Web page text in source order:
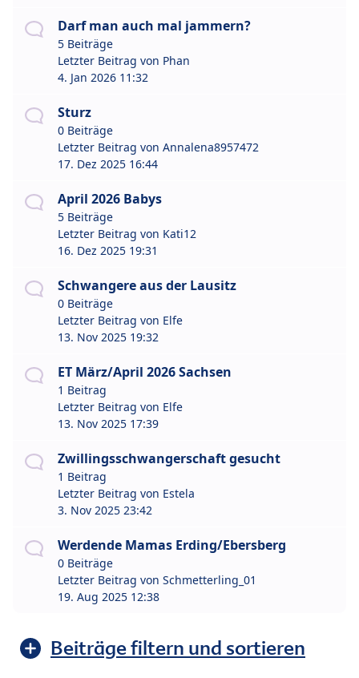
Darf man auch mal jammern?
5 Beiträge
Letzter Beitrag von Phan
4. Jan 2026 11:32
Sturz
0 Beiträge
Letzter Beitrag von Annalena8957472
17. Dez 2025 16:44
April 2026 Babys
5 Beiträge
Letzter Beitrag von Kati12
16. Dez 2025 19:31
Schwangere aus der Lausitz
0 Beiträge
Letzter Beitrag von Elfe
13. Nov 2025 19:32
ET März/April 2026 Sachsen
1 Beitrag
Letzter Beitrag von Elfe
13. Nov 2025 17:39
Zwillingsschwangerschaft gesucht
1 Beitrag
Letzter Beitrag von Estela
3. Nov 2025 23:42
Werdende Mamas Erding/Ebersberg
0 Beiträge
Letzter Beitrag von Schmetterling_01
19. Aug 2025 12:38
Beiträge filtern und sortieren